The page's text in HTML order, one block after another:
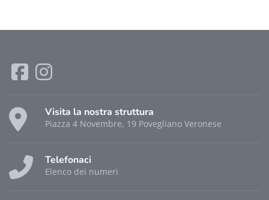
Visita la nostra struttura
Piazza 4 Novembre, 19 Povegliano Veronese
Telefonaci
Elenco dei numeri